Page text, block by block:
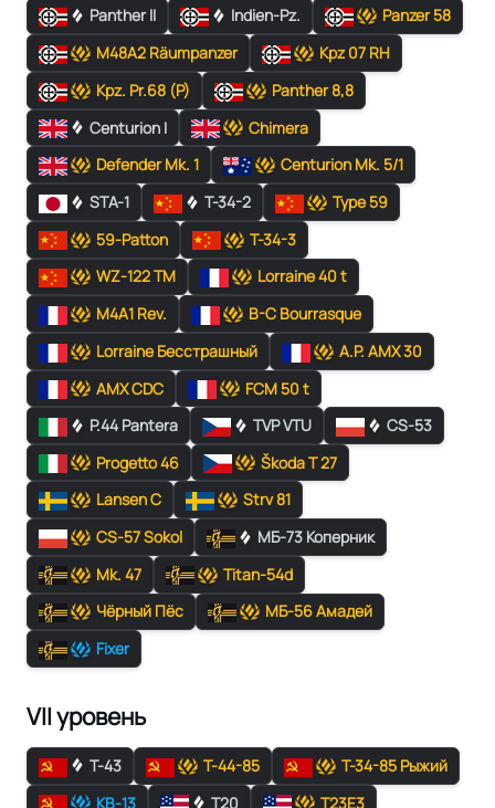
Panther II
Indien-Pz.
Panzer 58
M48A2 Räumpanzer
Kpz 07 RH
Kpz. Pr.68 (P)
Panther 8,8
Centurion I
Chimera
Defender Mk. 1
Centurion Mk. 5/1
STA-1
T-34-2
Type 59
59-Patton
T-34-3
WZ-122 TM
Lorraine 40 t
M4A1 Rev.
B-C Bourrasque
Lorraine Бесстрашный
A.P. AMX 30
AMX CDC
FCM 50 t
P.44 Pantera
TVP VTU
CS-53
Progetto 46
Škoda T 27
Lansen C
Strv 81
CS-57 Sokol
МБ-73 Коперник
Mk. 47
Titan-54d
Чёрный Пёс
МБ-56 Амадей
Fixer
VII уровень
Т-43 Т-44-85
Т-34-85 Рыжий
КВ-13
T20 T23E3